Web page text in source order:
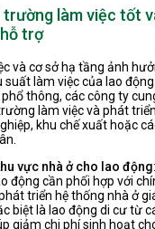
trường làm việc tốt
trợ
và cơ sở hạ tầng ảnh
suất làm việc của lao
thông, các công ty
làm việc và phát
khu chế xuất hoặc
vực nhà ở cho lao động
động cần phối hợp với
triển hệ thống nhà ở
biệt là lao động di cư từ
giảm chi phí sinh hoạt